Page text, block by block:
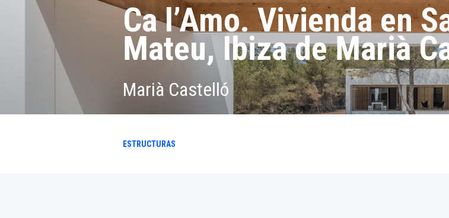
Ca l’Amo. Vivienda en
Mateu, Ibiza de Marià
Marià Castelló
ESTRUCTURAS